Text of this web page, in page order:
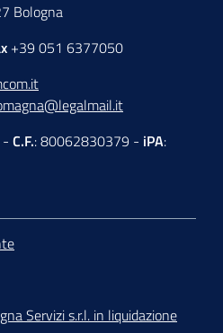
Bologna
+39 051 6377050
C.F.: 80062830379 - iPA:
Servizi s.r.l. in liquidazione